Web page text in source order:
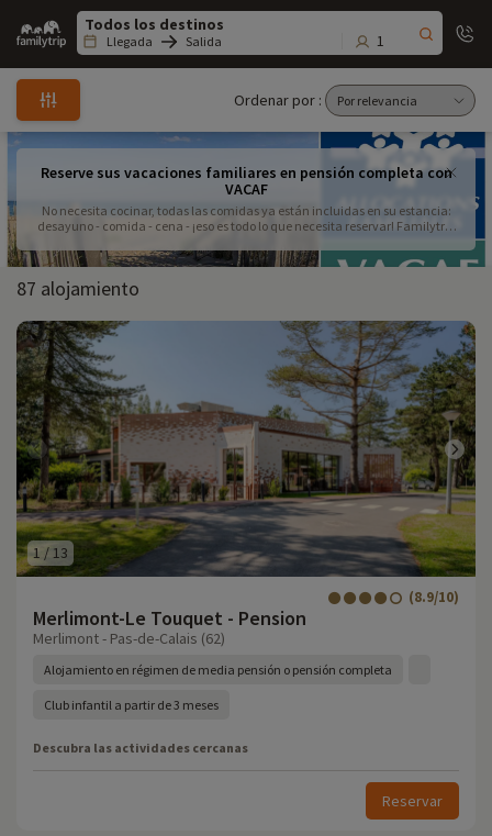
Family
trip
Llegada Salida 1
Ordenar por :
Reserve sus vacaciones familiares en pensión completa con
VACAF
No necesita cocinar, todas las comidas ya están incluidas en su estancia:
desayuno - comida - cena - ¡eso es todo lo que necesita reservar! Familytrip
de pensión completa
87 alojamiento
1 / 13
Merlimont-Le Touquet - Pension
(8.9/10)
Merlimont - Pas-de-Calais (62)
Alojamiento en régimen de media pensión o pensión completa
Club infantil a partir de 3 meses
Descubra las actividades cercanas
Reservar